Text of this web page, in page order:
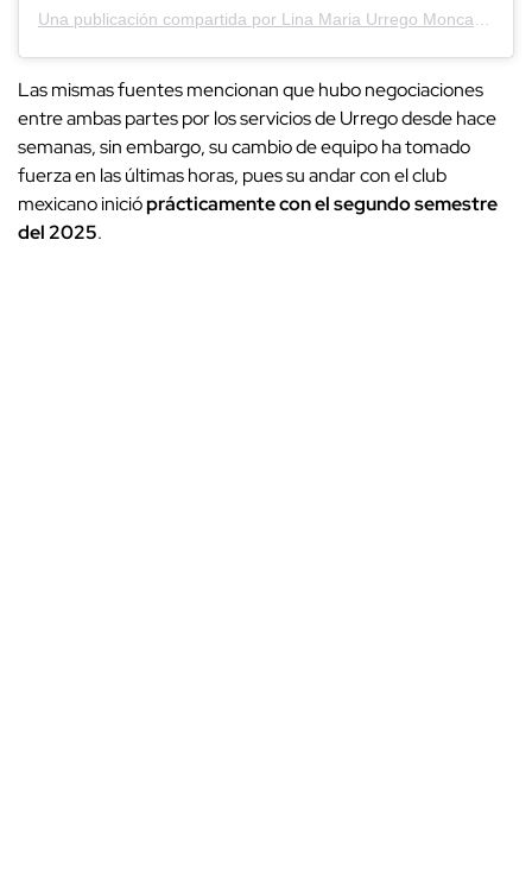
Las mismas fuentes mencionan que hubo negociaciones
entre ambas partes por los servicios de Urrego desde hace
semanas, sin embargo, su cambio de equipo ha tomado
fuerza en las últimas horas, pues su andar con el club
mexicano inicióprácticamente con el segundo semestre
del 2025.